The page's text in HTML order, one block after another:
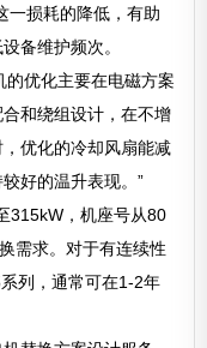
一损耗的降低，有助
备维护频次。
的优化主要在电磁方案
和绕组设计，在不增
优化的冷却风扇能减
好的温升表现。”
315kW，机座号从80
需求。对于有连续性
列，通常可在1-2年